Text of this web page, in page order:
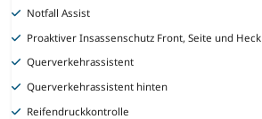
Notfall Assist
Proaktiver Insassenschutz Front, Seite und Heck
Querverkehrassistent
Querverkehrassistent hinten
Reifendruckkontrolle